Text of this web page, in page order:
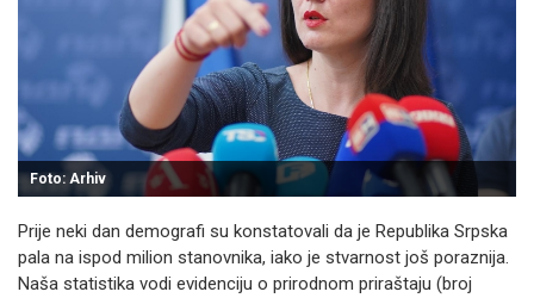
Foto: Arhiv
Prije neki dan demografi su konstatovali da je Republika Srpska
pala na ispod milion stanovnika, iako je stvarnost još poraznija.
Naša statistika vodi evidenciju o prirodnom priraštaju (broj